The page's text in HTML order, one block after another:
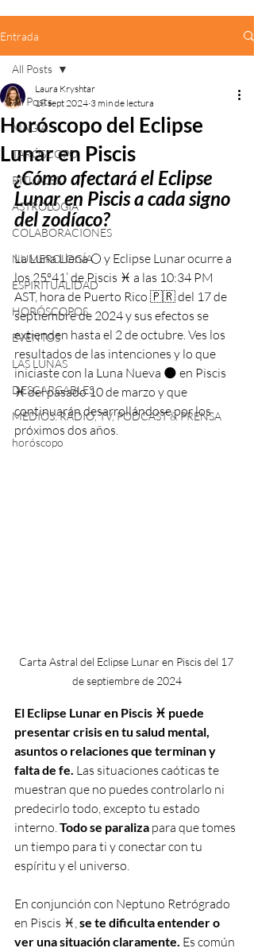
Entrada
All Posts
MAGIA
TARÓSCOPO
RITUALES
ASTROLOGÍA
COLABORACIONES
NUMEROLOGÍA
ESPIRITUALIDAD
HORÓSCOPOS
EVENTOS
LAS LUNAS
DESCARGABLES
MEDIOS: RADIO, TV, PODCAST & PRENSA
horóscopo
All Posts
Horóscopo del Eclipse
Lunar en Piscis
Laura Kryshtar
18 sept 2024 3 min de lectura
¿Cómo afectará el Eclipse
Lunar en Piscis a cada signo
del zodíaco?
La Luna Llena 🌕 y Eclipse Lunar ocurre a
los 25º41’ de Piscis ♓️ a las 10:34 PM
AST, hora de Puerto Rico 🇵🇷 del 17 de
septiembre de 2024 y sus efectos se
extienden hasta el 2 de octubre. Ves los
resultados de las intenciones y lo que
iniciaste con la Luna Nueva 🌑 en Piscis
♓️ del pasado 10 de marzo y que
continuarán desarrollándose por los
próximos dos años.
Carta Astral del Eclipse Lunar en Piscis del 17
de septiembre de 2024
El Eclipse Lunar en Piscis ♓️ puede
presentar crisis en tu salud mental,
asuntos o relaciones que terminan y
falta de fe. Las situaciones caóticas te
muestran que no puedes controlarlo ni
predecirlo todo, excepto tu estado
interno. Todo se paraliza para que tomes
un tiempo para ti y conectar con tu
espíritu y el universo.
En conjunción con Neptuno Retrógrado
en Piscis ♓️, se te dificulta entender o
ver una situación claramente. Es común